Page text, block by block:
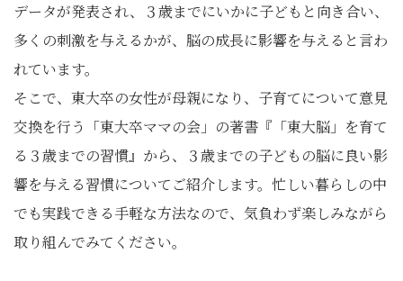
データが発表され、３歳までにいかに子どもと向き合い、
多くの刺激を与えるかが、脳の成長に影響を与えると言わ
れています。
そこで、東大卒の女性が母親になり、子育てについて意見
交換を行う「東大卒ママの会」の著書『「東大脳」を育て
る３歳までの習慣』から、３歳までの子どもの脳に良い影
響を与える習慣についてご紹介します。忙しい暮らしの中
でも実践できる手軽な方法なので、気負わず楽しみながら
取り組んでみてください。